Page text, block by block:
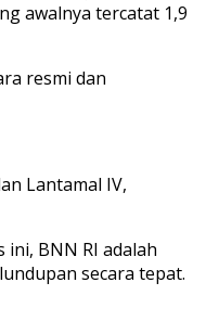
awalnya tercatat 1,9
resmi dan
Lantamal IV,
BNN RI adalah
secara tepat.